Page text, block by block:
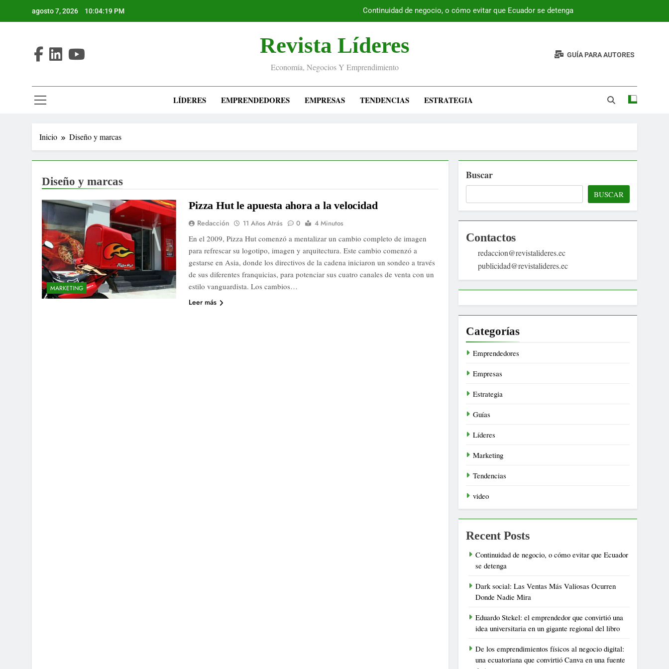
agosto 7, 2026 10:04:19 PM Continuidad de negocio, o cómo evitar que Ecuador se detenga
Revista Líderes
Economía, Negocios Y Emprendimiento
GUÍA PARA AUTORES
LÍDERES EMPRENDEDORES EMPRESAS TENDENCIAS ESTRATEGIA
Inicio Diseño y marcas
Diseño y marcas
MARKETING
Pizza Hut le apuesta ahora a la velocidad
Redacción 11 Años Atrás 0 4 Minutos
En el 2009, Pizza Hut comenzó a mentalizar un cambio completo de imagen
para refrescar su logotipo, imagen y arquitectura. Este cambio comenzó a
gestarse en Asia, donde los directivos de la cadena iniciaron un sondeo a través
de sus diferentes franquicias, para potenciar sus cuatro canales de venta con un
estilo vanguardista. Los cambios…
Leer más
Buscar
BUSCAR
Contactos
redaccion@revistalideres.ec
publicidad@revistalideres.ec
Categorías
Emprendedores
Empresas
Estrategia
Guías
Líderes
Marketing
Tendencias
video
Recent Posts
Continuidad de negocio, o cómo evitar que Ecuador
se detenga
Dark social: Las Ventas Más Valiosas Ocurren
Donde Nadie Mira
Eduardo Stekel: el emprendedor que convirtió una
idea universitaria en un gigante regional del libro
De los emprendimientos físicos al negocio digital:
una ecuatoriana que convirtió Canva en una fuente